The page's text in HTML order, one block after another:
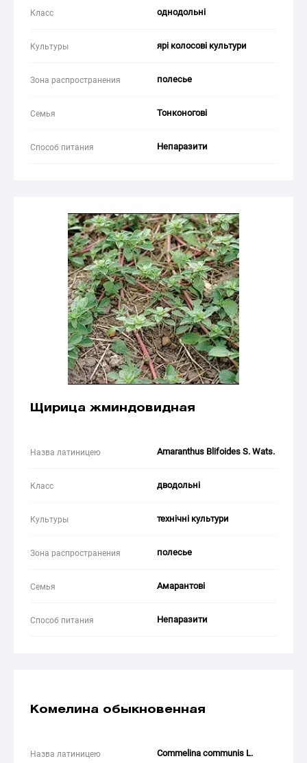
Класс однодольні
Культуры ярі колосові культури
Зона распространения полесье
Семья Тонконогові
Способ питания Непаразити
Щирица жминдовидная
Назва латиницею Amaranthus Blifoides S. Wats.
Класс дводольні
Культуры технічні культури
Зона распространения полесье
Семья Амарантові
Способ питания Непаразити
Комелина обыкновенная
Назва латиницею Commelina communis L.